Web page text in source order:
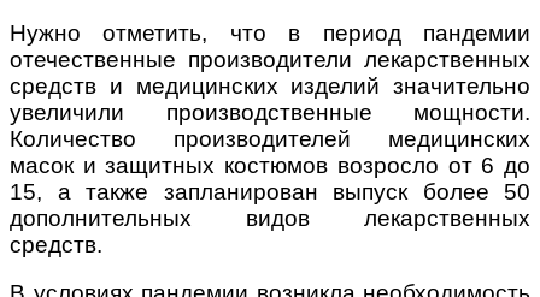
Нужно отметить, что в период пандемии
отечественные производители лекарственных
средств и медицинских изделий значительно
увеличили производственные мощности.
Количество производителей медицинских
масок и защитных костюмов возросло от 6 до
15, а также запланирован выпуск более 50
дополнительных видов лекарственных
средств.